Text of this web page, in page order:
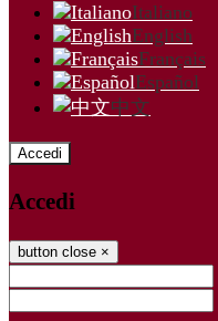
Italiano
English
Français
Español
中文
Accedi
Accedi
button close ×